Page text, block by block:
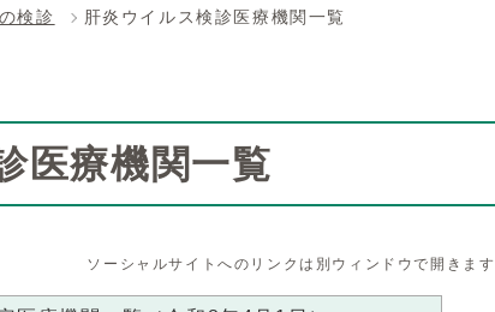
検診 肝炎ウイルス検診医療機関一覧
医療機関一覧
ソーシャルサイトへのリンクは別ウィンドウで開きます